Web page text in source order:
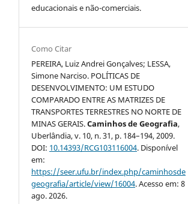
educacionais e não-comerciais.
Como Citar
PEREIRA, Luiz Andrei Gonçalves; LESSA,
Simone Narciso. POLÍTICAS DE
DESENVOLVIMENTO: UM ESTUDO
COMPARADO ENTRE AS MATRIZES DE
TRANSPORTES TERRESTRES NO NORTE DE
MINAS GERAIS.Caminhos de Geografia,
Uberlândia, v. 10, n. 31, p. 184–194, 2009.
DOI: 10.14393/RCG103116004. Disponível
em:
https://seer.ufu.br/index.php/caminhosde
geografia/article/view/16004. Acesso em: 8
ago. 2026.